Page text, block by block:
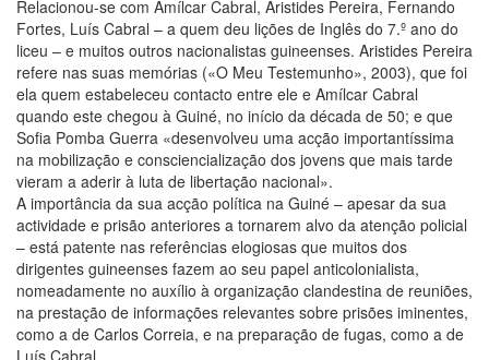
Relacionou-se com Amílcar Cabral, Aristides Pereira, Fernando
Fortes, Luís Cabral – a quem deu lições de Inglês do 7.º ano do
liceu – e muitos outros nacionalistas guineenses. Aristides Pereira
refere nas suas memórias («O Meu Testemunho», 2003), que foi
ela quem estabeleceu contacto entre ele e Amílcar Cabral
quando este chegou à Guiné, no início da década de 50; e que
Sofia Pomba Guerra «desenvolveu uma acção importantíssima
na mobilização e consciencialização dos jovens que mais tarde
vieram a aderir à luta de libertação nacional».
A importância da sua acção política na Guiné – apesar da sua
actividade e prisão anteriores a tornarem alvo da atenção policial
– está patente nas referências elogiosas que muitos dos
dirigentes guineenses fazem ao seu papel anticolonialista,
nomeadamente no auxílio à organização clandestina de reuniões,
na prestação de informações relevantes sobre prisões iminentes,
como a de Carlos Correia, e na preparação de fugas, como a de
Luís Cabral.